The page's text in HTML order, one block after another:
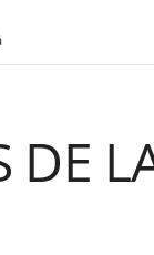
DE